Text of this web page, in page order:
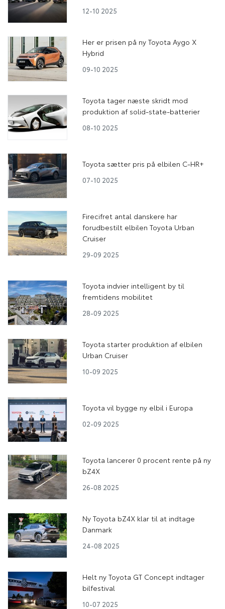
12-10 2025
Her er prisen på ny Toyota Aygo X
Hybrid
09-10 2025
Toyota tager næste skridt mod
produktion af solid-state-batterier
08-10 2025
Toyota sætter pris på elbilen C-HR+
07-10 2025
Firecifret antal danskere har
forudbestilt elbilen Toyota Urban
Cruiser
29-09 2025
Toyota indvier intelligent by til
fremtidens mobilitet
28-09 2025
Toyota starter produktion af elbilen
Urban Cruiser
10-09 2025
Toyota vil bygge ny elbil i Europa
02-09 2025
Toyota lancerer 0 procent rente på ny
bZ4X
26-08 2025
Ny Toyota bZ4X klar til at indtage
Danmark
24-08 2025
Helt ny Toyota GT Concept indtager
bilfestival
10-07 2025